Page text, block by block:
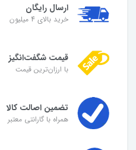
ارسال رایگان
خرید بالای 4 میلیون
قیمت شگفت‌انگیز
با ارزان‌ترین قیمت
تضمین اصالت کالا
همراه با گارانتی معتبر